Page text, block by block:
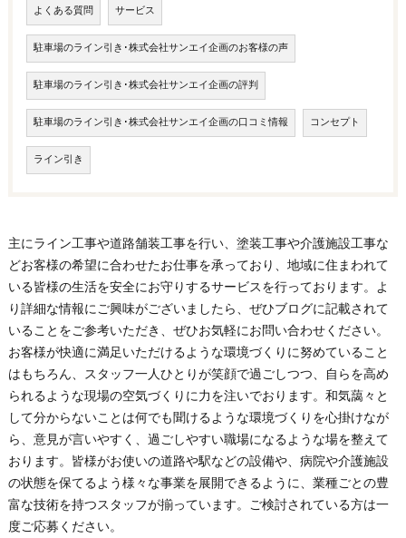
よくある質問 サービス
駐車場のライン引き･株式会社サンエイ企画のお客様の声
駐車場のライン引き･株式会社サンエイ企画の評判
駐車場のライン引き･株式会社サンエイ企画の口コミ情報 コンセプト
ライン引き
主にライン工事や道路舗装工事を行い、塗装工事や介護施設工事な
どお客様の希望に合わせたお仕事を承っており、地域に住まわれて
いる皆様の生活を安全にお守りするサービスを行っております。よ
り詳細な情報にご興味がございましたら、ぜひブログに記載されて
いることをご参考いただき、ぜひお気軽にお問い合わせください。
お客様が快適に満足いただけるような環境づくりに努めていること
はもちろん、スタッフ一人ひとりが笑顔で過ごしつつ、自らを高め
られるような現場の空気づくりに力を注いでおります。和気藹々と
して分からないことは何でも聞けるような環境づくりを心掛けなが
ら、意見が言いやすく、過ごしやすい職場になるような場を整えて
おります。皆様がお使いの道路や駅などの設備や、病院や介護施設
の状態を保てるよう様々な事業を展開できるように、業種ごとの豊
富な技術を持つスタッフが揃っています。ご検討されている方は一
度ご応募ください。